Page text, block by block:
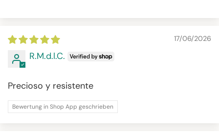
17/06/2026
R.M.d.l.C.
Precioso y resistente
Bewertung in Shop App geschrieben